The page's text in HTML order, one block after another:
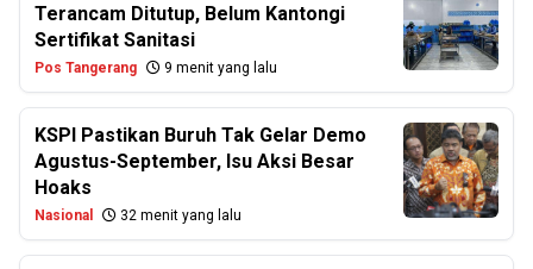
Terancam Ditutup, Belum Kantongi
Sertifikat Sanitasi
Pos Tangerang 9 menit yang lalu
KSPI Pastikan Buruh Tak Gelar Demo
Agustus-September, Isu Aksi Besar
Hoaks
Nasional 32 menit yang lalu